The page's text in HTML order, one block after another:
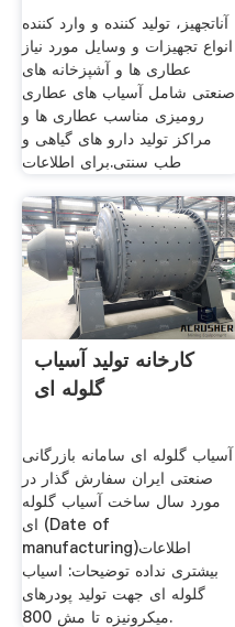
آناتجهیز، تولید کننده و وارد کننده
انواع تجهیزات و وسایل مورد نیاز
عطاری ها و آشپزخانه های
صنعتی شامل آسیاب های عطاری
رومیزی مناسب عطاری ها و
مراکز تولید دارو های گیاهی و
طب سنتی.برای اطلاعات
کارخانه تولید آسیاب
گلوله ای
آسیاب گلوله ای سامانه بازرگانی
صنعتی ایران سفارش گذار در
مورد سال ساخت آسیاب گلوله
ای (Date of
manufacturing)اطلاعات
بیشتری نداده توضیحات: اسیاب
گلوله ای جهت تولید پودرهای
میکرونیزه تا مش 800.